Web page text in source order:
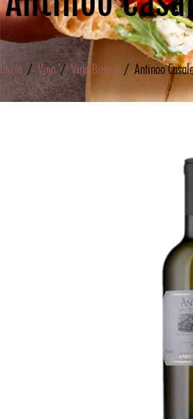
Inicio / Vino/Vino Bianco / Antinoo